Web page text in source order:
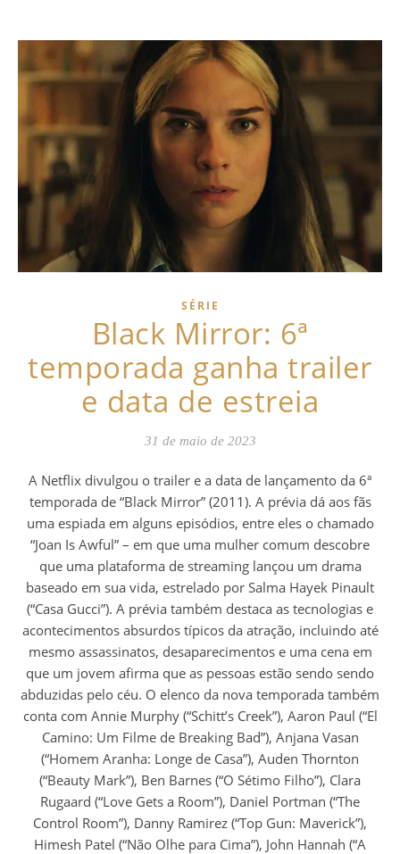
SÉRIE
Black Mirror: 6ª
temporada ganha trailer
e data de estreia
31 de maio de 2023
A Netflix divulgou o trailer e a data de lançamento da 6ª
temporada de “Black Mirror” (2011). A prévia dá aos fãs
uma espiada em alguns episódios, entre eles o chamado
“Joan Is Awful” – em que uma mulher comum descobre
que uma plataforma de streaming lançou um drama
baseado em sua vida, estrelado por Salma Hayek Pinault
(“Casa Gucci”). A prévia também destaca as tecnologias e
acontecimentos absurdos típicos da atração, incluindo até
mesmo assassinatos, desaparecimentos e uma cena em
que um jovem afirma que as pessoas estão sendo sendo
abduzidas pelo céu. O elenco da nova temporada também
conta com Annie Murphy (“Schitt’s Creek”), Aaron Paul (“El
Camino: Um Filme de Breaking Bad”), Anjana Vasan
(“Homem Aranha: Longe de Casa”), Auden Thornton
(“Beauty Mark”), Ben Barnes (“O Sétimo Filho”), Clara
Rugaard (“Love Gets a Room”), Daniel Portman (“The
Control Room”), Danny Ramirez (“Top Gun: Maverick”),
Himesh Patel (“Não Olhe para Cima”), John Hannah (“A